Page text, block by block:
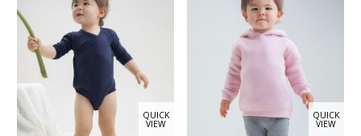
QUICK
VIEW
QUICK
VIEW